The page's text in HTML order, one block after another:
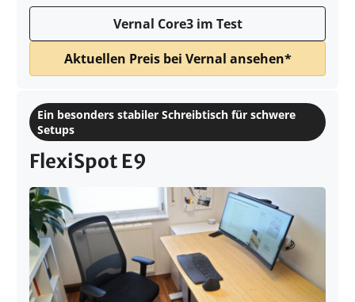
Vernal Core3 im Test
Aktuellen Preis bei Vernal ansehen*
Ein besonders stabiler Schreibtisch für schwere
Setups
FlexiSpot E9